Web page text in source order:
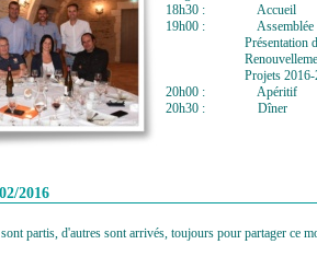
18h30 : Accueil
19h00 : Assemblée
Présentation du
Renouvellement
Projets 2016-
20h00 : Apéritif
20h30 : Dîner
2016
partis, d'autres sont arrivés, toujours pour partager ce